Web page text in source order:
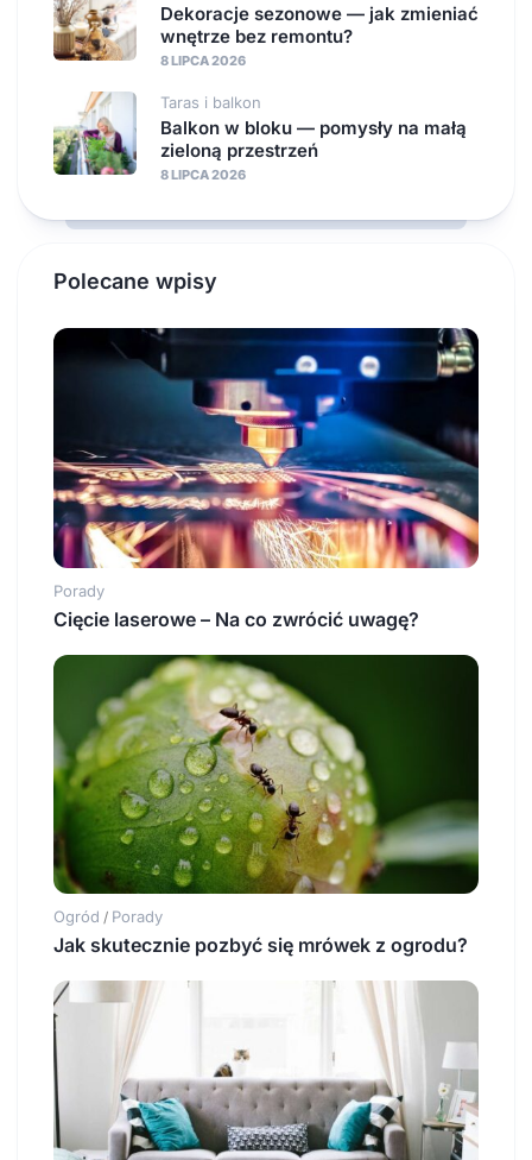
Dekoracje sezonowe — jak zmieniać
wnętrze bez remontu?
8 LIPCA 2026
Taras i balkon
Balkon w bloku — pomysły na małą
zieloną przestrzeń
8 LIPCA 2026
Polecane wpisy
Porady
Cięcie laserowe – Na co zwrócić uwagę?
Ogród / Porady
Jak skutecznie pozbyć się mrówek z ogrodu?